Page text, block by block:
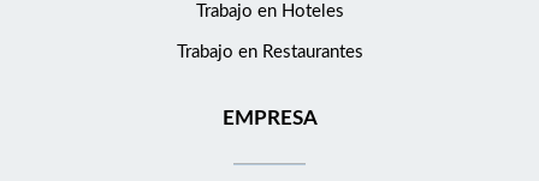
Trabajo en Hoteles
Trabajo en Restaurantes
EMPRESA